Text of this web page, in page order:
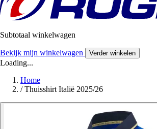
Subtotaal winkelwagen
Bekijk mijn winkelwagen Verder winkelen
Loading...
Home
/ Thuisshirt Italië 2025/26